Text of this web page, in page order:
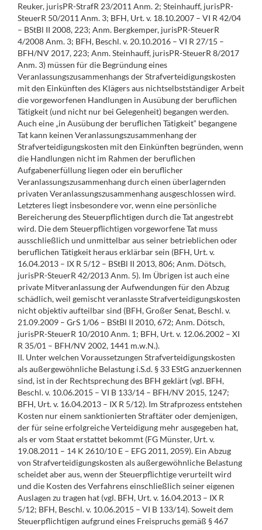
Reuker, jurisPR-StrafR 23/2011 Anm. 2; Steinhauff, jurisPR-
SteuerR 50/2011 Anm. 3; BFH, Urt. v. 18.10.2007 – VI R 42/04
– BStBl II 2008, 223; Anm. Bergkemper, jurisPR-SteuerR
4/2008 Anm. 3; BFH, Beschl. v. 20.10.2016 – VI R 27/15 –
BFH/NV 2017, 223; Anm. Steinhauff, jurisPR-SteuerR 8/2017
Anm. 3) müssen für die Begründung eines
Veranlassungszusammenhangs der Strafverteidigungskosten
mit den Einkünften des Klägers aus nichtselbstständiger Arbeit
die vorgeworfenen Handlungen in Ausübung der beruflichen
Tätigkeit (und nicht nur bei Gelegenheit) begangen werden.
Auch eine „in Ausübung der beruflichen Tätigkeit“ begangene
Tat kann keinen Veranlassungszusammenhang der
Strafverteidigungskosten mit den Einkünften begründen, wenn
die Handlungen nicht im Rahmen der beruflichen
Aufgabenerfüllung liegen oder ein beruflicher
Veranlassungszusammenhang durch einen überlagernden
privaten Veranlassungszusammenhang ausgeschlossen wird.
Letzteres liegt insbesondere vor, wenn eine persönliche
Bereicherung des Steuerpflichtigen durch die Tat angestrebt
wird. Die dem Steuerpflichtigen vorgeworfene Tat muss
ausschließlich und unmittelbar aus seiner betrieblichen oder
beruflichen Tätigkeit heraus erklärbar sein (BFH, Urt. v.
16.04.2013 – IX R 5/12 – BStBl II 2013, 806; Anm. Dötsch,
jurisPR-SteuerR 42/2013 Anm. 5). Im Übrigen ist auch eine
private Mitveranlassung der Aufwendungen für den Abzug
schädlich, weil gemischt veranlasste Strafverteidigungskosten
nicht objektiv aufteilbar sind (BFH, Großer Senat, Beschl. v.
21.09.2009 – GrS 1/06 – BStBl II 2010, 672; Anm. Dötsch,
jurisPR-SteuerR 10/2010 Anm. 1; BFH, Urt. v. 12.06.2002 – XI
R 35/01 – BFH/NV 2002, 1441 m.w.N.).
II. Unter welchen Voraussetzungen Strafverteidigungskosten
als außergewöhnliche Belastung i.S.d. § 33 EStG anzuerkennen
sind, ist in der Rechtsprechung des BFH geklärt (vgl. BFH,
Beschl. v. 10.06.2015 – VI B 133/14 – BFH/NV 2015, 1247;
BFH, Urt. v. 16.04.2013 – IX R 5/12). Im Strafprozess entstehen
Kosten nur einem sanktionierten Straftäter oder demjenigen,
der für seine erfolgreiche Verteidigung mehr ausgegeben hat,
als er vom Staat erstattet bekommt (FG Münster, Urt. v.
19.08.2011 – 14 K 2610/10 E – EFG 2011, 2059). Ein Abzug
von Strafverteidigungskosten als außergewöhnliche Belastung
scheidet aber aus, wenn der Steuerpflichtige verurteilt wird
und die Kosten des Verfahrens einschließlich seiner eigenen
Auslagen zu tragen hat (vgl. BFH, Urt. v. 16.04.2013 – IX R
5/12; BFH, Beschl. v. 10.06.2015 – VI B 133/14). Soweit dem
Steuerpflichtigen aufgrund eines Freispruchs gemäß § 467